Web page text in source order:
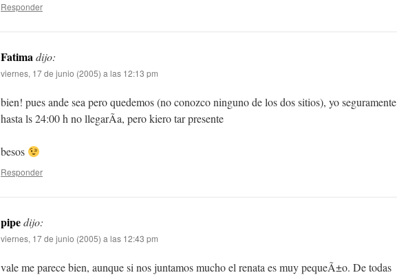
Responder
Fatimadijo:
viernes, 17 de junio (2005) a las 12:13 pm
bien! pues ande sea pero quedemos (no conozco ninguno de los dos sitios), yo seguramente
hasta ls 24:00 h no llegarÃ­a, pero kiero tar presente
besos
Responder
pipedijo:
viernes, 17 de junio (2005) a las 12:43 pm
vale me parece bien, aunque si nos juntamos mucho el renata es muy pequeÃ±o. De todas